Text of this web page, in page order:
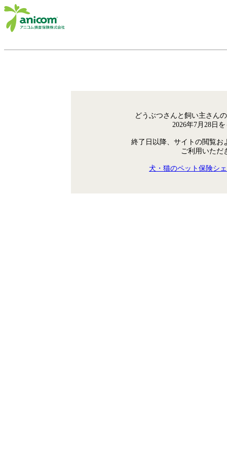
どうぶつさんと飼い主さん
2026年7月28日
終了日以降、サイトの閲覧お
ご利用いただ
犬・猫のペット保険シ